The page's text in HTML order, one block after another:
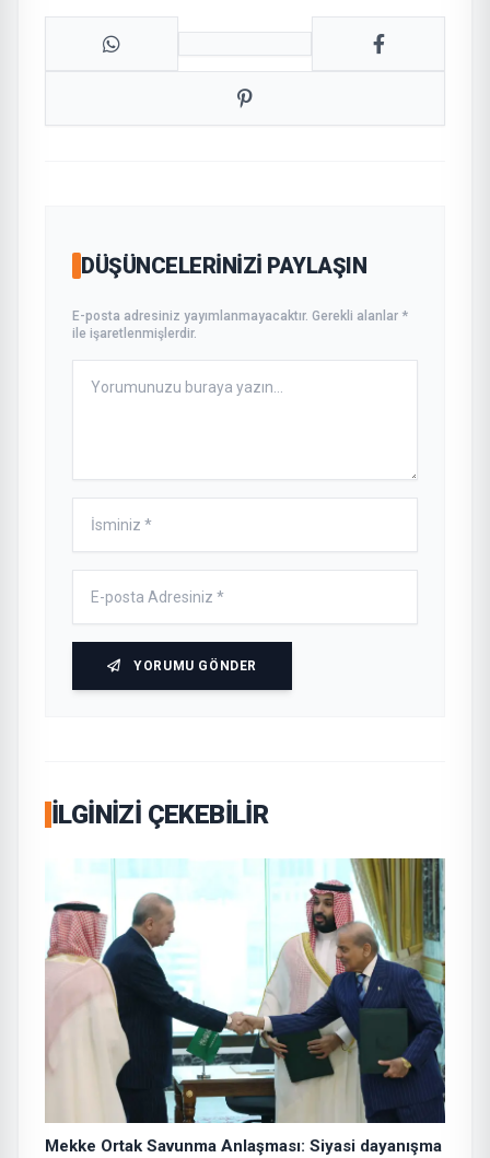
DÜŞÜNCELERINIZI PAYLAŞIN
E-posta adresiniz yayımlanmayacaktır. Gerekli alanlar *
ile işaretlenmişlerdir.
YORUMU GÖNDER
İLGINIZI ÇEKEBILIR
Mekke Ortak Savunma Anlaşması: Siyasi dayanışma